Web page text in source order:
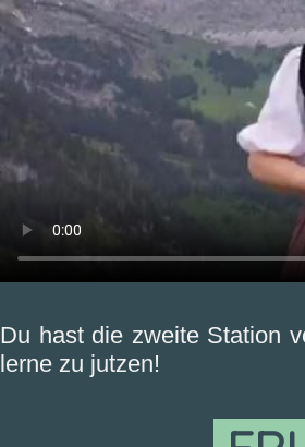
Du hast die zweite Station
lerne zu jutzen!